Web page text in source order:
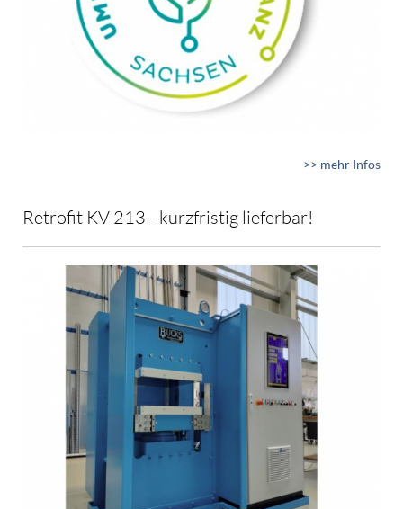
>> mehr Infos
Retrofit KV 213 - kurzfristig lieferbar!